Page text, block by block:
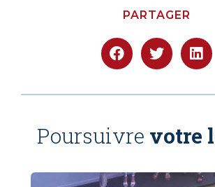
PARTAGER
Poursuivre votre